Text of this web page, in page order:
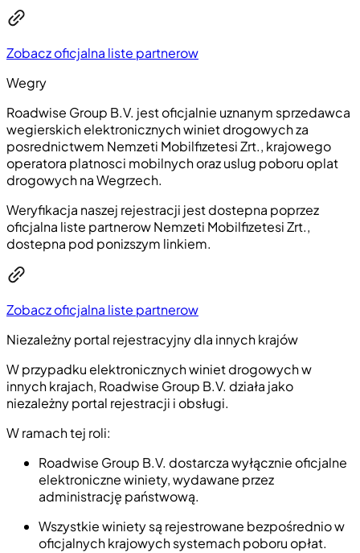
Zobacz oficjalna liste partnerow
Wegry
Roadwise Group B.V. jest oficjalnie uznanym sprzedawca
wegierskich elektronicznych winiet drogowych za
posrednictwem Nemzeti Mobilfizetesi Zrt., krajowego
operatora platnosci mobilnych oraz uslug poboru oplat
drogowych na Wegrzech.
Weryfikacja naszej rejestracji jest dostepna poprzez
oficjalna liste partnerow Nemzeti Mobilfizetesi Zrt.,
dostepna pod ponizszym linkiem.
Zobacz oficjalna liste partnerow
Niezależny portal rejestracyjny dla innych krajów
W przypadku elektronicznych winiet drogowych w
innych krajach, Roadwise Group B.V. działa jako
niezależny portal rejestracji i obsługi.
W ramach tej roli:
Roadwise Group B.V. dostarcza wyłącznie oficjalne
elektroniczne winiety, wydawane przez
administrację państwową.
Wszystkie winiety są rejestrowane bezpośrednio w
oficjalnych krajowych systemach poboru opłat.